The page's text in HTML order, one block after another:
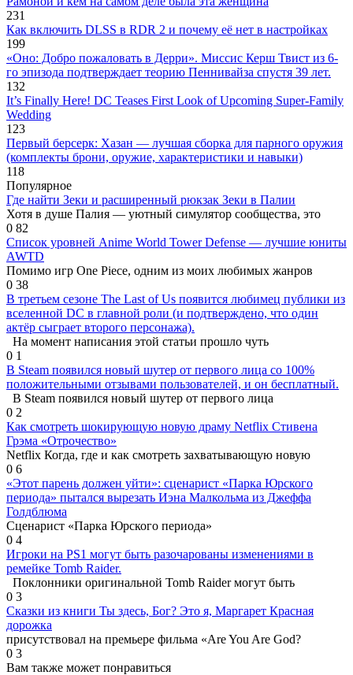
231
Как включить DLSS в RDR 2 и почему её нет в настройках
199
«Оно: Добро пожаловать в Дерри». Миссис Керш Твист из 6-
го эпизода подтверждает теорию Пеннивайза спустя 39 лет.
132
It’s Finally Here! DC Teases First Look of Upcoming Super-Family
Wedding
123
Первый берсерк: Хазан — лучшая сборка для парного оружия
(комплекты брони, оружие, характеристики и навыки)
118
Популярное
Где найти Зеки и расширенный рюкзак Зеки в Палии
Хотя в душе Палия — уютный симулятор сообщества, это
0 82
Список уровней Anime World Tower Defense — лучшие юниты
AWTD
Помимо игр One Piece, одним из моих любимых жанров
0 38
В третьем сезоне The Last of Us появится любимец публики из
вселенной DC в главной роли (и подтверждено, что один
актёр сыграет второго персонажа).
На момент написания этой статьи прошло чуть
0 1
В Steam появился новый шутер от первого лица со 100%
положительными отзывами пользователей, и он бесплатный.
В Steam появился новый шутер от первого лица
0 2
Как смотреть шокирующую новую драму Netflix Стивена
Грэма «Отрочество»
Netflix Когда, где и как смотреть захватывающую новую
0 6
«Этот парень должен уйти»: сценарист «Парка Юрского
периода» пытался вырезать Иэна Малкольма из Джеффа
Голдблюма
Сценарист «Парка Юрского периода»
0 4
Игроки на PS1 могут быть разочарованы изменениями в
ремейке Tomb Raider.
Поклонники оригинальной Tomb Raider могут быть
0 3
Сказки из книги Ты здесь, Бог? Это я, Маргарет Красная
дорожка
присутствовал на премьере фильма «Are You Are God?
0 3
Вам также может понравиться